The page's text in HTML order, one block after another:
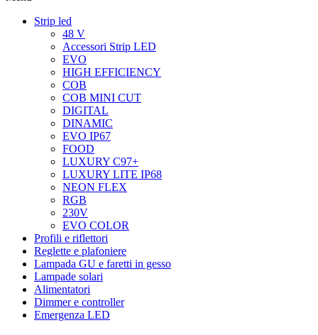
Strip led
48 V
Accessori Strip LED
EVO
HIGH EFFICIENCY
COB
COB MINI CUT
DIGITAL
DINAMIC
EVO IP67
FOOD
LUXURY C97+
LUXURY LITE IP68
NEON FLEX
RGB
230V
EVO COLOR
Profili e riflettori
Reglette e plafoniere
Lampada GU e faretti in gesso
Lampade solari
Alimentatori
Dimmer e controller
Emergenza LED